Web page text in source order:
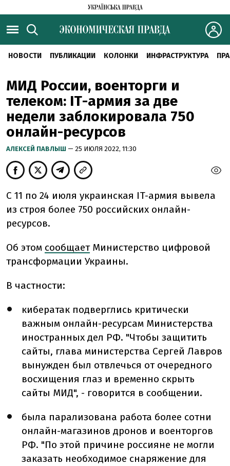
НОВОСТИ ПУБЛИКАЦИИ КОЛОНКИ ИНФРАСТРУКТУРА
МИД России, военторги и
телеком: IТ-армия за две
недели заблокировала 750
онлайн-ресурсов
АЛЕКСЕЙ ПАВЛЫШ — 25 ИЮЛЯ 2022, 11:30
С 11 по 24 июля украинская IT-армия вывела
из строя более 750 российских онлайн-
ресурсов.
Об этом сообщаетМинистерство цифровой
трансформации Украины.
В частности:
кибератак подверглись критически
важным онлайн-ресурсам Министерства
иностранных дел РФ. "Чтобы защитить
сайты, глава министерства Сергей Лавров
вынужден был отвлечься от очередного
восхищения глаз и временно скрыть
сайты МИД", - говорится в сообщении.
была парализована работа более сотни
онлайн-магазинов дронов и военторгов
РФ. "По этой причине россияне не могли
заказать необходимое снаряжение для